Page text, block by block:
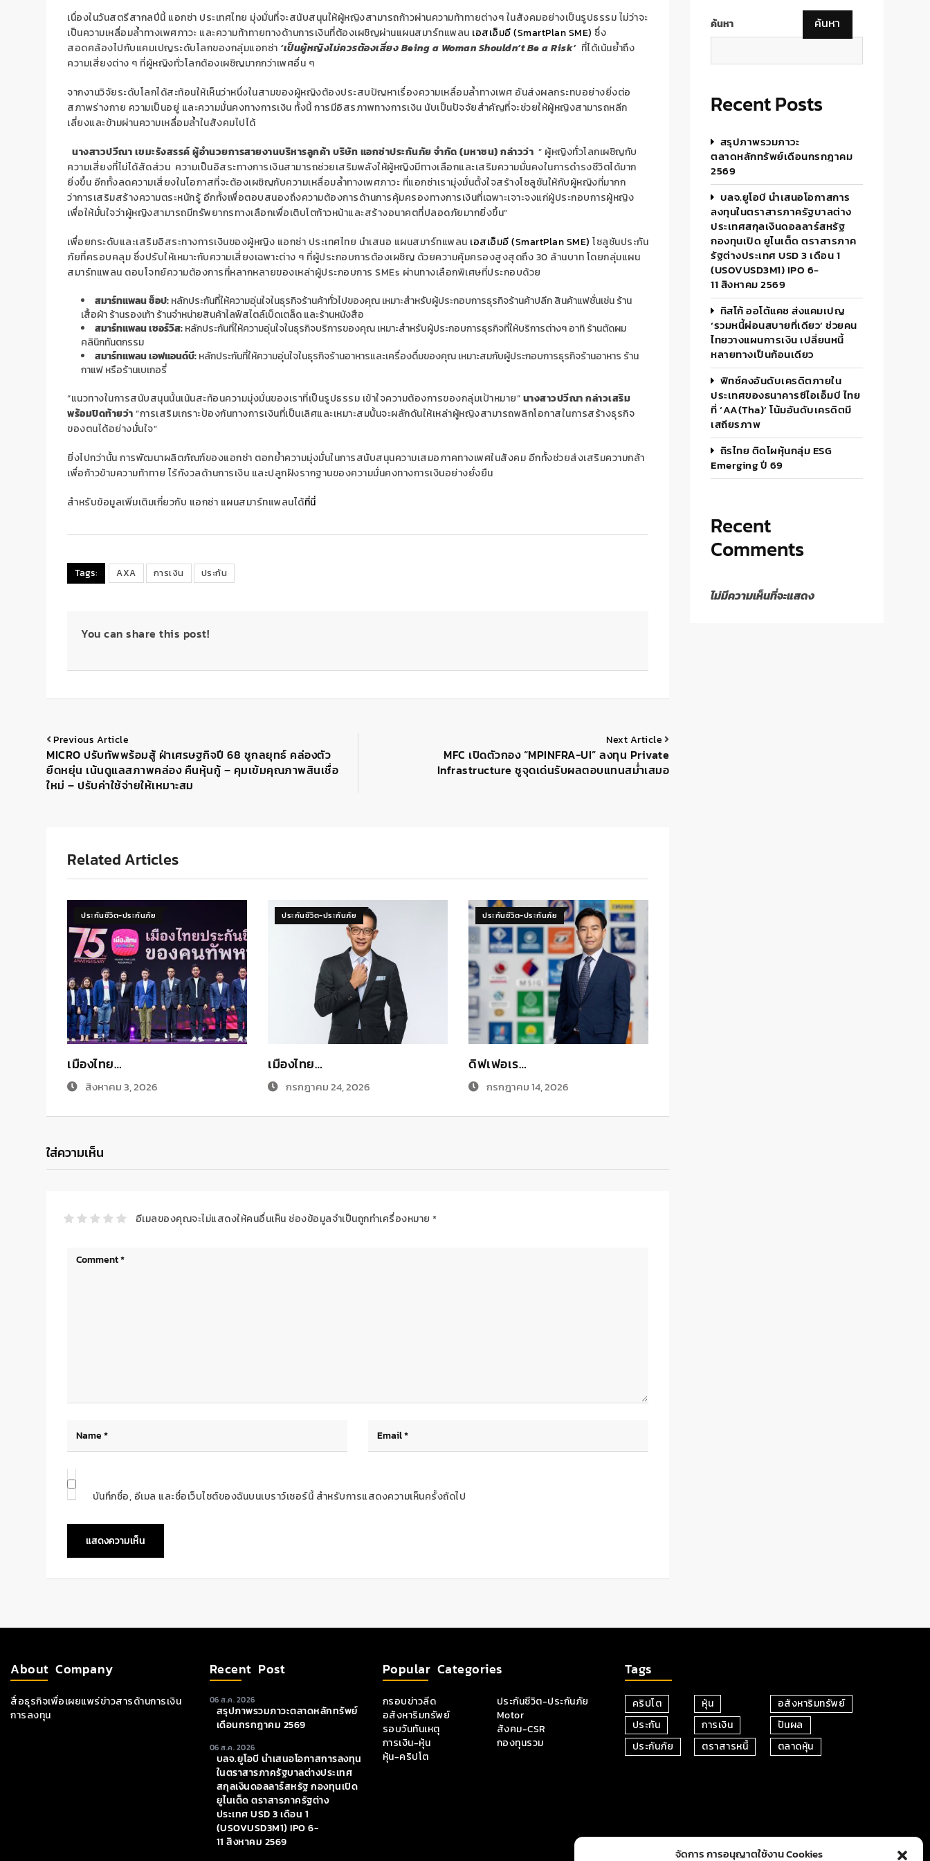
จัดการ การอนุญาตใช้งาน Cookies
เนื่องในวันสตรีสากลปีนี้ แอกซ่า ประเทศไทย มุ่งมั่นที่จะสนับสนุนให้ผู้หญิงสามารถก้าวผ่านความท้าทายต่างๆ ในสังคมอย่างเป็นรูปธรรม ไม่ว่าจะ
เป็นความเหลื่อมล้ำทางเพศภาวะ และความท้าทายทางด้านการเงินที่ต้องเผชิญผ่านแผนสมาร์ทแพลน เอสเอ็มอี (SmartPlan SME) ซึ่ง
สอดคล้องไปกับแคมเปญระดับโลกของกลุ่มแอกซ่า ‘เป็นผู้หญิงไม่ควรต้องเสี่ยงBeing a Woman Shouldn’t Be a Risk’ ที่ได้เน้นย้ำถึง
ความเสี่ยงต่าง ๆ ที่ผู้หญิงทั่วโลกต้องเผชิญมากกว่าเพศอื่น ๆ
จากงานวิจัยระดับโลกได้สะท้อนให้เห็นว่าหนึ่งในสามของผู้หญิงต้องประสบปัญหาเรื่องความเหลื่อมล้ำทางเพศ อันส่งผลกระทบอย่างยิ่งต่อ
สภาพร่างกาย ความเป็นอยู่ และความมั่นคงทางการเงิน ทั้งนี้ การมีอิสรภาพทางการเงิน นับเป็นปัจจัยสำคัญที่จะช่วยให้ผู้หญิงสามารถหลีก
เลี่ยงและข้ามผ่านความเหลื่อมล้ำในสังคมไปได้
นางสาวปวีณา เขมะรังสรรค์ ผู้อำนวยการสายงานบริหารลูกค้า บริษัท แอกซ่าประกันภัย จำกัด (มหาชน) กล่าวว่า “ ผู้หญิงทั่วโลกเผชิญกับ
ความเสี่ยงที่ไม่ได้สัดส่วน ความเป็นอิสระทางการเงินสามารถช่วยเสริมพลังให้ผู้หญิงมีทางเลือกและเสริมความมั่นคงในการดำรงชีวิตได้มาก
ยิ่งขึ้น อีกทั้งลดความเสี่ยงในโอกาสที่จะต้องเผชิญกับความเหลื่อมล้ำทางเพศภาวะ ที่แอกซ่าเรามุ่งมั่นตั้งใจสร้างโซลูชันให้กับผู้หญิงที่มากก
ว่าการเสริมสร้างความตระหนักรู้ อีกทั้งเพื่อตอบสนองถึงความต้องการด้านการคุ้มครองทางการเงินที่เฉพาะเจาะจงแก่ผู้ประกอบการผู้หญิง
เพื่อให้มั่นใจว่าผู้หญิงสามารถมีทรัพยากรทางเลือกเพื่อเติบโตก้าวหน้าและสร้างอนาคตที่ปลอดภัยมากยิ่งขึ้น”
เพื่อยกระดับและเสริมอิสระทางการเงินของผู้หญิง แอกซ่า ประเทศไทย นำเสนอ แผนสมาร์ทแพลน เอสเอ็มอี (SmartPlan SME) โซลูชันประกัน
ภัยที่ครอบคลุม ซึ่งปรับให้เหมาะกับความเสี่ยงเฉพาะต่าง ๆ ที่ผู้ประกอบการต้องเผชิญ ด้วยความคุ้มครองสูงสุดถึง 30 ล้านบาท โดยกลุ่มแผน
สมาร์ทแพลน ตอบโจทย์ความต้องการที่หลากหลายของเหล่าผู้ประกอบการ SMEs ผ่านทางเลือกพิเศษที่ประกอบด้วย
สมาร์ทแพลน ช็อป:หลักประกันที่ให้ความอุ่นใจในธุรกิจร้านค้าทั่วไปของคุณ เหมาะสำหรับผู้ประกอบการธุรกิจร้านค้าปลีก สินค้าแฟชั่นเช่น ร้าน
เสื้อผ้า ร้านรองเท้า ร้านจำหน่ายสินค้าไลฟ์สไตล์เบ็ดเตล็ด และร้านหนังสือ
สมาร์ทแพลน เซอร์วิส:หลักประกันที่ให้ความอุ่นใจในธุรกิจบริการของคุณ เหมาะสำหรับผู้ประกอบการธุรกิจที่ให้บริการต่างๆ อาทิ ร้านตัดผม
คลินิกทันตกรรม
สมาร์ทแพลน เอฟแอนด์บี:หลักประกันที่ให้ความอุ่นใจในธุรกิจร้านอาหารและเครื่องดื่มของคุณ เหมาะสมกับผู้ประกอบการธุรกิจร้านอาหาร ร้าน
กาแฟ หรือร้านเบเกอรี่
“แนวทางในการสนับสนุนนั้นเน้นสะท้อนความมุ่งมั่นของเราที่เป็นรูปธรรม เข้าใจความต้องการของกลุ่มเป้าหมาย”นางสาวปวีณา กล่าวเสริม
พร้อมปิดท้ายว่า“การเสริมเกราะป้องกันทางการเงินที่เป็นเลิศและเหมาะสมนั้นจะผลักดันให้เหล่าผู้หญิงสามารถพลิกโอกาสในการสร้างธุรกิจ
ของตนได้อย่างมั่นใจ”
ยิ่งไปกว่านั้น การพัฒนาผลิตภัณฑ์ของแอกซ่า ตอกย้ำความมุ่งมั่นในการสนับสนุนความเสมอภาคทางเพศในสังคม อีกทั้งช่วยส่งเสริมความกล้า
เพื่อก้าวข้ามความท้าทาย ไร้กังวลด้านการเงิน และปลูกฝังรากฐานของความมั่นคงทางการเงินอย่างยั่งยืน
สำหรับข้อมูลเพิ่มเติมเกี่ยวกับ แอกซ่า แผนสมาร์ทแพลนได้ที่นี่
Tags: AXA การเงิน ประกัน
You can share this post!
Previous Article
MICRO ปรับทัพพร้อมสู้ ฝ่าเศรษฐกิจปี 68 ชูกลยุทธ์ คล่องตัว
ยืดหยุ่น เน้นดูแลสภาพคล่อง คืนหุ้นกู้ – คุมเข้มคุณภาพสินเชื่อ
ใหม่ – ปรับค่าใช้จ่ายให้เหมาะสม
Next Article
MFC เปิดตัวกอง “MPINFRA-UI” ลงทุน Private
Infrastructure ชูจุดเด่นรับผลตอบแทนสม่ำเสมอ
Related Articles
ประกันชีวิต-ประกันภัย
เมืองไทย…
สิงหาคม 3, 2026
ประกันชีวิต-ประกันภัย
เมืองไทย…
กรกฎาคม 24, 2026
ประกันชีวิต-ประกันภัย
ดิฟเฟอเร…
กรกฎาคม 14, 2026
ใส่ความเห็น
อีเมลของคุณจะไม่แสดงให้คนอื่นเห็น ช่องข้อมูลจำเป็นถูกทำเครื่องหมาย *
บันทึกชื่อ, อีเมล และชื่อเว็บไซต์ของฉันบนเบราว์เซอร์นี้ สำหรับการแสดงความเห็นครั้งถัดไป
ค้นหา ค้นหา
Recent Posts
สรุปภาพรวมภาวะ
ตลาดหลักทรัพย์เดือนกรกฎาคม
2569
บลจ.ยูโอบี นำเสนอโอกาสการ
ลงทุนในตราสารภาครัฐบาลต่าง
ประเทศสกุลเงินดอลลาร์สหรัฐ
กองทุนเปิด ยูไนเต็ด ตราสารภาค
รัฐต่างประเทศ USD 3 เดือน 1
(USOVUSD3M1) IPO 6-
11 สิงหาคม 2569
ทิสโก้ ออโต้แคช ส่งแคมเปญ
‘รวมหนี้ผ่อนสบายที่เดียว’ ช่วยคน
ไทยวางแผนการเงิน เปลี่ยนหนี้
หลายทางเป็นก้อนเดียว
ฟิทช์คงอันดับเครดิตภายใน
ประเทศของธนาคารซีไอเอ็มบี ไทย
ที่ ‘AA(tha)’ โน้มอันดับเครดิตมี
เสถียรภาพ
ถิรไทย ติดโผหุ้นกลุ่ม ESG
Emerging ปี 69
Recent
Comments
ไม่มีความเห็นที่จะแสดง
About Company
สื่อธุรกิจเพื่อเผยแพร่ข่าวสารด้านการเงิน
การลงทุน
Recent Post
06 ส.ค. 2026
สรุปภาพรวมภาวะตลาดหลักทรัพย์
เดือนกรกฎาคม 2569
06 ส.ค. 2026
บลจ.ยูโอบี นำเสนอโอกาสการลงทุน
ในตราสารภาครัฐบาลต่างประเทศ
สกุลเงินดอลลาร์สหรัฐ กองทุนเปิด
ยูไนเต็ด ตราสารภาครัฐต่าง
ประเทศ USD 3 เดือน 1
(USOVUSD3M1) IPO 6-
11 สิงหาคม 2569
Popular Categories
กรอบข่าวลีด
อสังหาริมทรัพย์
รอบวันทันเหตุ
การเงิน-หุ้น
หุ้น-คริปโต
ประกันชีวิต-ประกันภัย
Motor
สังคม-CSR
กองทุนรวม
Tags
คริปโต
ประกัน
ประกันภัย
หุ้น
การเงิน
ตราสารหนี้
อสังหาริมทรัพย์
ปันผล
ตลาดหุ้น